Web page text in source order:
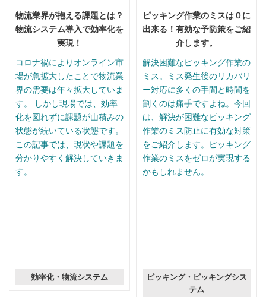
物流業界が抱える課題とは？
物流システム導入で効率化を
実現！
コロナ禍によりオンライン市
場が急拡大したことで物流業
界の需要は年々拡大していま
す。 しかし現場では、効率
化を図れずに課題が山積みの
状態が続いている状態です。
この記事では、現状や課題を
分かりやすく解決していきま
す。
効率化・物流システム
ピッキング作業のミスは０に
出来る！有効な予防策をご紹
介します。
解決困難なピッキング作業の
ミス。ミス発生後のリカバリ
ー対応に多くの手間と時間を
割くのは痛手ですよね。今回
は、解決が困難なピッキング
作業のミス防止に有効な対策
をご紹介します。ピッキング
作業のミスをゼロが実現する
かもしれません。
ピッキング・ピッキングシス
テム